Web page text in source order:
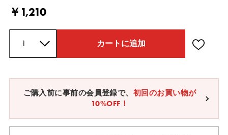
Current Price
￥1,210
カートに追加
ご購入前に事前の会員登録で、 初回のお買い物が
10%OFF！